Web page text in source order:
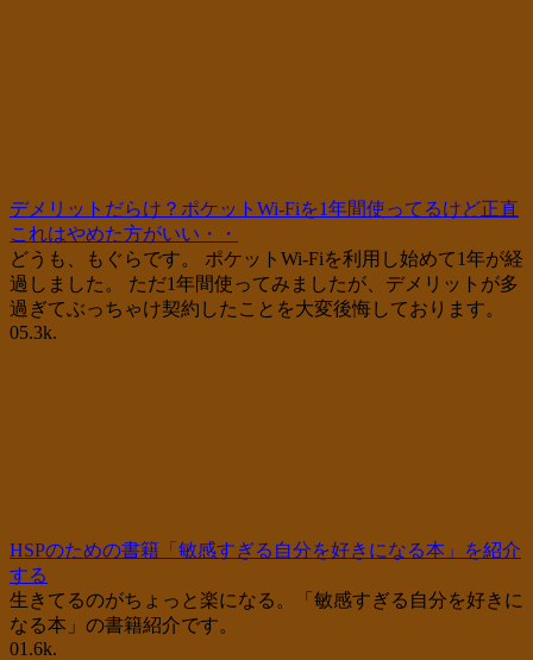
デメリットだらけ？ポケットWi-Fiを1年間使ってるけど正直
これはやめた方がいい・・
どうも、もぐらです。 ポケットWi-Fiを利用し始めて1年が経
過しました。 ただ1年間使ってみましたが、デメリットが多
過ぎてぶっちゃけ契約したことを大変後悔しております。
05.3k.
HSPのための書籍「敏感すぎる自分を好きになる本」を紹介
する
生きてるのがちょっと楽になる。「敏感すぎる自分を好きに
なる本」の書籍紹介です。
01.6k.